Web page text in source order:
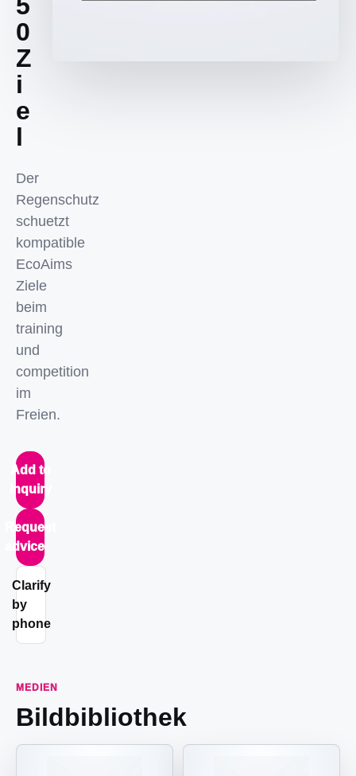
0
Z
i
e
l
Der
Regenschutz
schuetzt
kompatible
EcoAims
Ziele
beim
training
und
competition
im
Freien.
Add to
inquiry
Request
advice
Clarify
by
phone
MEDIEN
Bildbibliothek